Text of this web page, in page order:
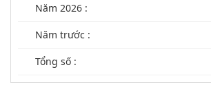
Năm 2026 :
Năm trước :
Tổng số :